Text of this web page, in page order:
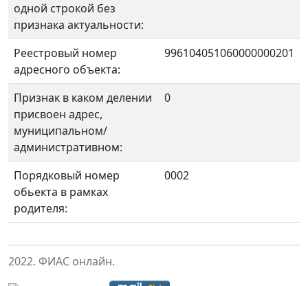
одной строкой без
признака актуальности:
Реестровый номер
адресного объекта:
996104051060000000201
Признак в каком делении
присвоен адрес,
муниципальном/
административном:
0
Порядковый номер
обьекта в рамках
родителя:
0002
2022. ФИАС онлайн.